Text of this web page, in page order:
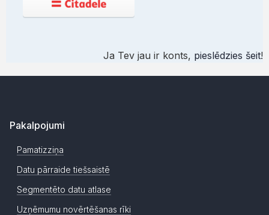
Ja Tev jau ir konts, pieslēdzies šeit!
Pakalpojumi
Pamatizziņa
Datu pārraide tiešsaistē
Segmentēto datu atlase
Uzņēmumu novērtēšanas rīki